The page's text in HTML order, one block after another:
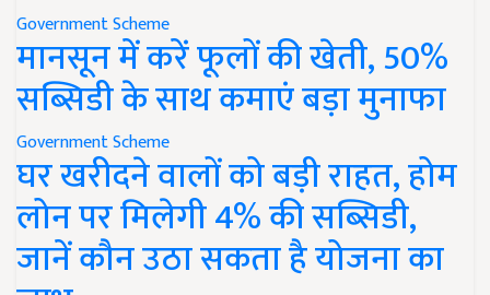
Government Scheme
मानसून में करें फूलों की खेती, 50%
सब्सिडी के साथ कमाएं बड़ा मुनाफा
Government Scheme
घर खरीदने वालों को बड़ी राहत, होम
लोन पर मिलेगी 4% की सब्सिडी,
जानें कौन उठा सकता है योजना का